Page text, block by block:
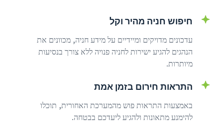
חיפוש חניה מהיר וקל
עדכונים מדויקים ומיידיים על מידע חניה, מכוונים את
הנהגים להגיע ישירות לחניה פנויה ללא צורך בנסיעות
מיותרות.
התראות חירום בזמן אמת
באמצעות התראות פוש מהמערכת האחורית, תוכלו
להימנע מתאונות ולהגיע ליעדכם בבטחה.